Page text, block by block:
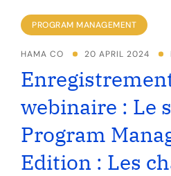
PROGRAM MANAGEMENT
HAMA CO 20 APRIL 2024
webinaire : Le
Program
Edition : Les